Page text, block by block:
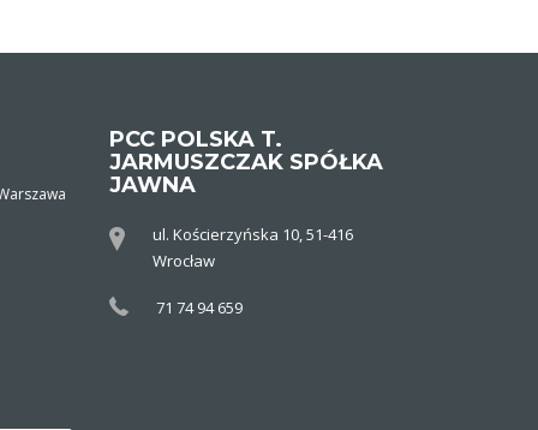
PCC POLSKA T.
JARMUSZCZAK SPÓŁKA
JAWNA
ul. Kościerzyńska 10, 51-416
Wrocław
71 74 94 659